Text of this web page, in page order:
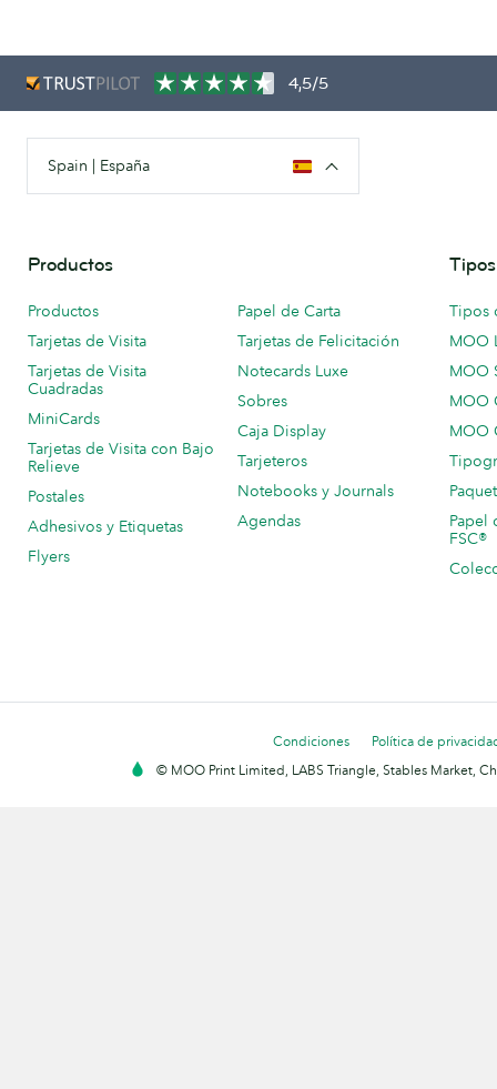
4,5/5
Spain | España
Productos
Productos
Tarjetas de Visita
Tarjetas de Visita
Cuadradas
MiniCards
Tarjetas de Visita con Bajo
Relieve
Postales
Adhesivos y Etiquetas
Flyers
Papel de Carta
Tarjetas de Felicitación
Notecards Luxe
Sobres
Caja Display
Tarjeteros
Notebooks y Journals
Agendas
Tipos
MOO
MOO
MOO
MOO
Papel
FSC®
Condiciones
Política de
© MOO Print Limited, LABS Triangle, Stables Market,